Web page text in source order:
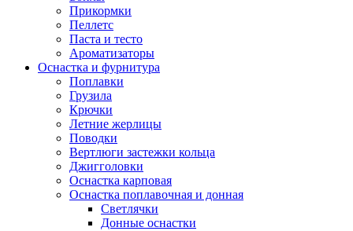
Прикормки
Пеллетс
Паста и тесто
Ароматизаторы
Оснастка и фурнитура
Поплавки
Грузила
Крючки
Летние жерлицы
Поводки
Вертлюги застежки кольца
Джигголовки
Оснастка карповая
Оснастка поплавочная и донная
Светлячки
Донные оснастки